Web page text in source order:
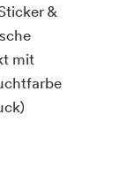
&
mit